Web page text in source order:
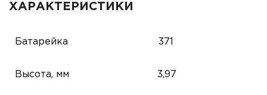
ХАРАКТЕРИСТИКИ
Батарейка 371
Высота, мм 3,97